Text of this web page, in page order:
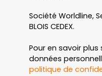
Société Worldline,
BLOIS CEDEX.
Pour en savoir
données
politique de